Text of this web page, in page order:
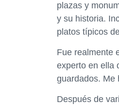
plazas y
y su historia.
platos típicos
Fue realmente
experto en ella
guardados. Me
Después de